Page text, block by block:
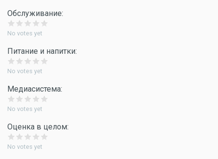
Обслуживание:
No votes yet
Питание и напитки:
No votes yet
Медиасистема:
No votes yet
Оценка в целом:
No votes yet